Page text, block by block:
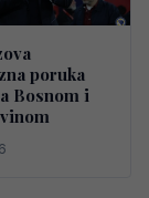
poruka
Bosnom i